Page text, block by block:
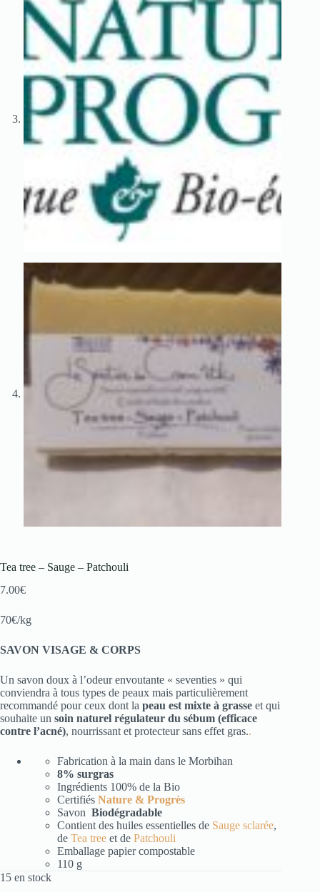
Tea tree – Sauge – Patchouli
7.00€
70€/kg
SAVON VISAGE & CORPS
Un savon doux à l’odeur envoutante « seventies » qui
conviendra à tous types de peaux mais particulièrement
recommandé pour ceux dont la peau est mixte à grasse et qui
souhaite un soin naturel régulateur du sébum (efficace
contre l’acné), nourrissant et protecteur sans effet gras..
Fabrication à la main dans le Morbihan
8% surgras
Ingrédients 100% de la Bio
Certifiés Nature & Progrès
Savon Biodégradable
Contient des huiles essentielles de Sauge sclarée,
de Tea tree et de Patchouli
Emballage papier compostable
110 g
15 en stock